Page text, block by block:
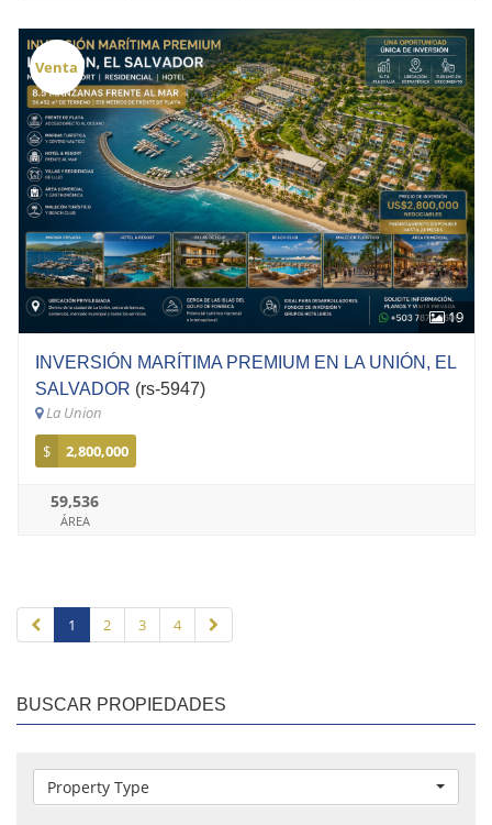
19
Venta
INVERSIÓN MARÍTIMA PREMIUM EN LA UNIÓN, EL
SALVADOR (rs-5947)
La Union
$
2,800,000
59,536
ÁREA
1 2 3 4
BUSCAR PROPIEDADES
Property Type